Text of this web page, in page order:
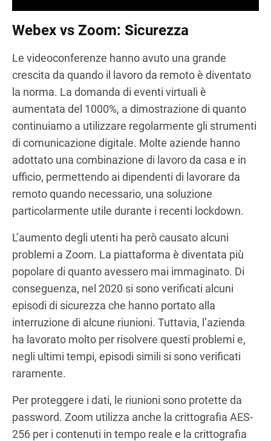
Webex vs Zoom: Sicurezza
Le videoconferenze hanno avuto una grande
crescita da quando il lavoro da remoto è diventato
la norma. La domanda di eventi virtuali è
aumentata del 1000%, a dimostrazione di quanto
continuiamo a utilizzare regolarmente gli strumenti
di comunicazione digitale. Molte aziende hanno
adottato una combinazione di lavoro da casa e in
ufficio, permettendo ai dipendenti di lavorare da
remoto quando necessario, una soluzione
particolarmente utile durante i recenti lockdown.
L’aumento degli utenti ha però causato alcuni
problemi a Zoom. La piattaforma è diventata più
popolare di quanto avessero mai immaginato. Di
conseguenza, nel 2020 si sono verificati alcuni
episodi di sicurezza che hanno portato alla
interruzione di alcune riunioni. Tuttavia, l’azienda
ha lavorato molto per risolvere questi problemi e,
negli ultimi tempi, episodi simili si sono verificati
raramente.
Per proteggere i dati, le riunioni sono protette da
password. Zoom utilizza anche la crittografia AES-
256 per i contenuti in tempo reale e la crittografia